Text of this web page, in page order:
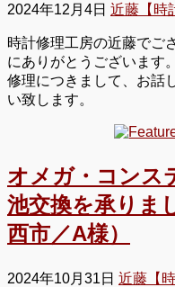
2024年12月4日 近藤【時
時計修理工房の近藤でご
にありがとうございます
修理につきまして、お話
い致します。
オメガ・コンス
池交換を承りま
西市／A様）
2024年10月31日 近藤【